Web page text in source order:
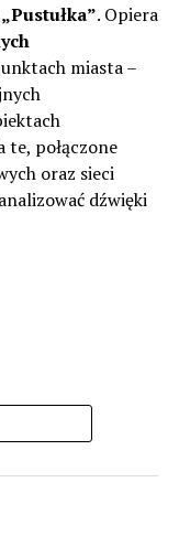
. Opiera
miasta –
połączone
oraz sieci
dźwięki